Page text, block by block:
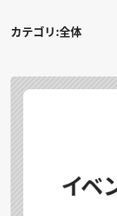
カテゴリ:全体